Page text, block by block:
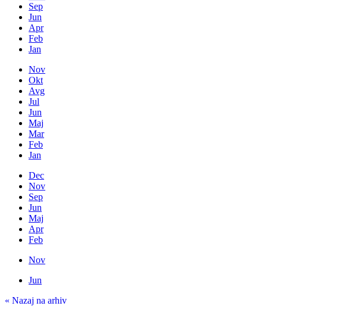
Sep
Jun
Apr
Feb
Jan
Nov
Okt
Avg
Jul
Jun
Maj
Mar
Feb
Jan
Dec
Nov
Sep
Jun
Maj
Apr
Feb
Nov
Jun
« Nazaj na arhiv